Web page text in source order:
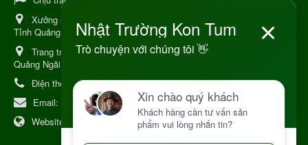
Xưởng sản xuất:
Tỉnh Quảng Ngải
Trang trại Dược Liệu Hữu Cơ:Khu 37 Hộ Xã Măng Đen Tỉnh
Quảng Ngãi
Điện thoại:+84 906968923
Email:
kinhdoanh@nhattruongkontum.com
Website:
https://www.nhattruongkontum.com